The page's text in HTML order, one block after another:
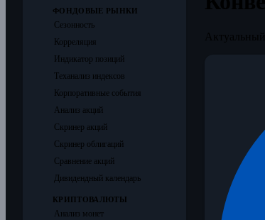
ФОНДОВЫЕ РЫНКИ
Сезонность
Корреляция
Индикатор позиций
Теханализ индексов
Корпоративные события
Анализ акций
Скринер акций
Скринер облигаций
Сравнение акций
Дивидендный календарь
КРИПТОВАЛЮТЫ
Анализ монет